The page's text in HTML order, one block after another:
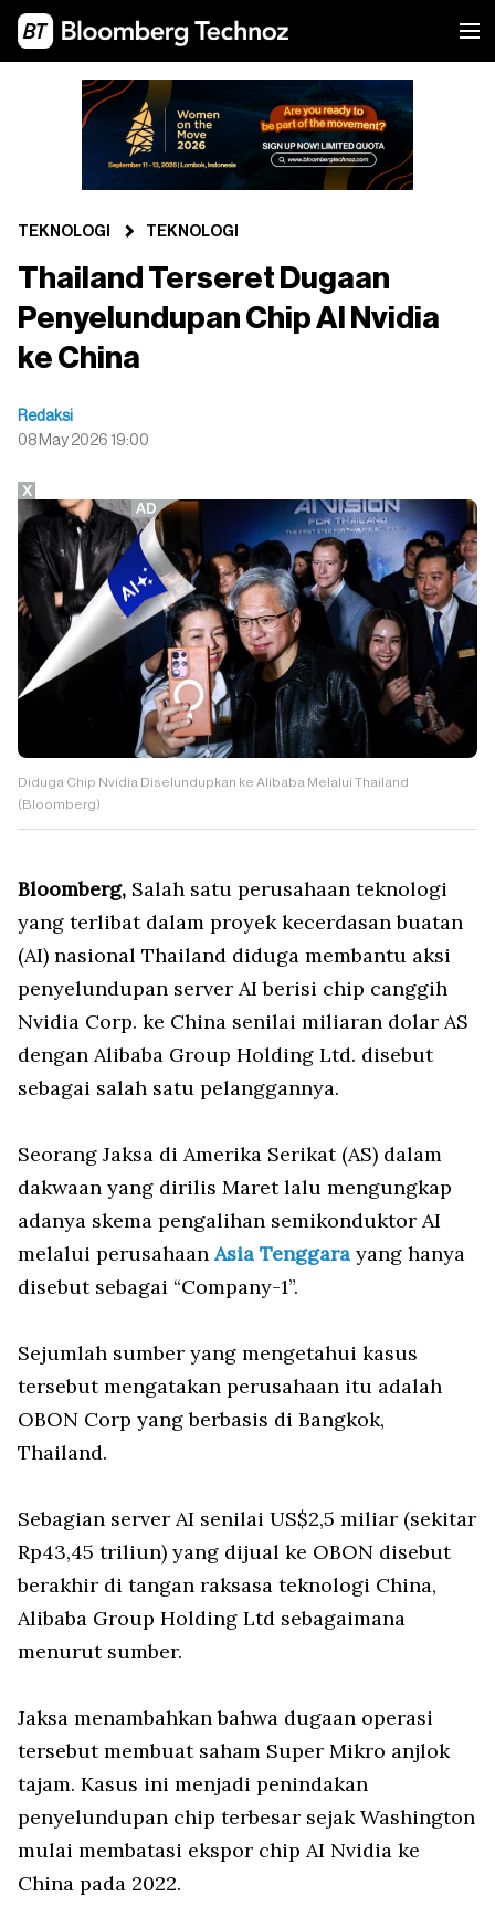
TEKNOLOGI TEKNOLOGI
Thailand Terseret Dugaan
Penyelundupan Chip AI Nvidia
ke China
Redaksi
08 May 2026 19:00
Diduga Chip Nvidia Diselundupkan ke Alibaba Melalui Thailand
(Bloomberg)
Bloomberg, Salah satu perusahaan teknologi
yang terlibat dalam proyek kecerdasan buatan
(AI) nasional Thailand diduga membantu aksi
penyelundupan server AI berisi chip canggih
Nvidia Corp. ke China senilai miliaran dolar AS
dengan Alibaba Group Holding Ltd. disebut
sebagai salah satu pelanggannya.
Seorang Jaksa di Amerika Serikat (AS) dalam
dakwaan yang dirilis Maret lalu mengungkap
adanya skema pengalihan semikonduktor AI
melalui perusahaanAsia Tenggara yang hanya
disebut sebagai “Company-1”.
Sejumlah sumber yang mengetahui kasus
tersebut mengatakan perusahaan itu adalah
OBON Corp yang berbasis di Bangkok,
Thailand.
Sebagian server AI senilai US$2,5 miliar (sekitar
Rp43,45 triliun) yang dijual ke OBON disebut
berakhir di tangan raksasa teknologi China,
Alibaba Group Holding Ltd sebagaimana
menurut sumber.
Jaksa menambahkan bahwa dugaan operasi
tersebut membuat saham Super Mikro anjlok
tajam. Kasus ini menjadi penindakan
penyelundupan chip terbesar sejak Washington
mulai membatasi ekspor chip AI Nvidia ke
China pada 2022.
X